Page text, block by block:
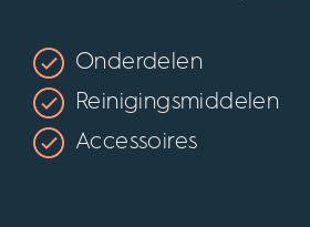
Onderdelen
Reinigingsmiddelen
Accessoires